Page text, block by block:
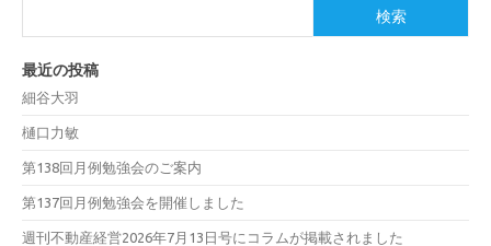
検索
最近の投稿
細谷大羽
樋口力敏
第138回月例勉強会のご案内
第137回月例勉強会を開催しました
週刊不動産経営2026年7月13日号にコラムが掲載されました